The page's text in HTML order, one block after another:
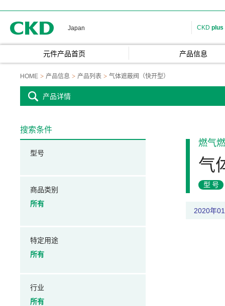
Japan CKD plus
元件产品首页 产品信息
HOME 产品信息 产品列表 气体遮蔽阀（快开型）
产品详情
燃气
气
型号
2020年
搜索条件
型号
商品类别
所有
特定用途
所有
行业
所有